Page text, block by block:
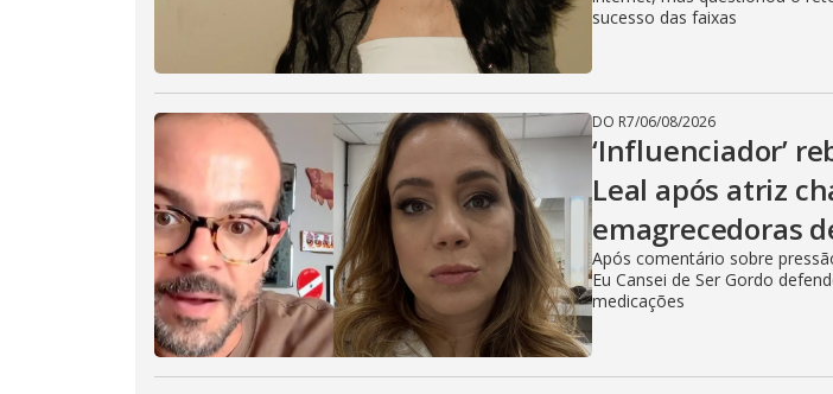
sucesso das faixas
DO R7/06/08/2026
‘Influenciador’
Leal após atriz
emagrecedoras
Após comentário sobre
Eu Cansei de Ser Gordo
medicações